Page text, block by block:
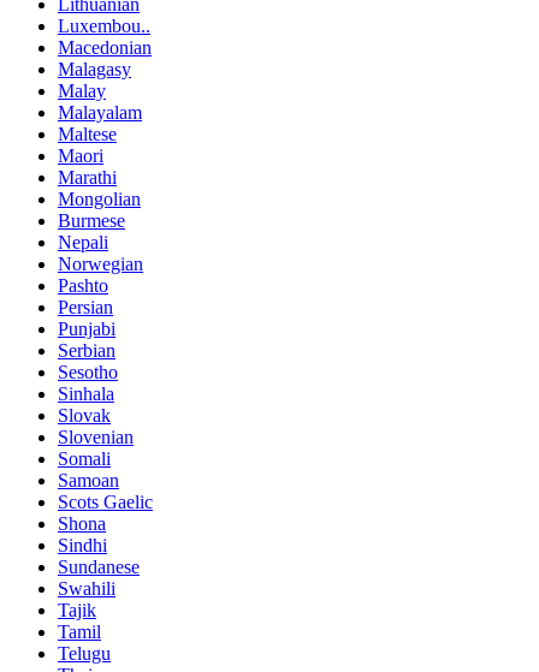
Lithuanian
Luxembou..
Macedonian
Malagasy
Malay
Malayalam
Maltese
Maori
Marathi
Mongolian
Burmese
Nepali
Norwegian
Pashto
Persian
Punjabi
Serbian
Sesotho
Sinhala
Slovak
Slovenian
Somali
Samoan
Scots Gaelic
Shona
Sindhi
Sundanese
Swahili
Tajik
Tamil
Telugu